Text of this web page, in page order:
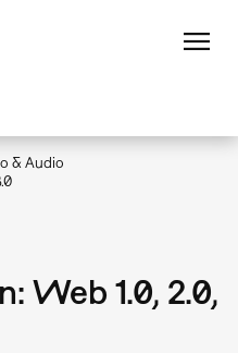
& Audio
Web 1.0, 2.0,